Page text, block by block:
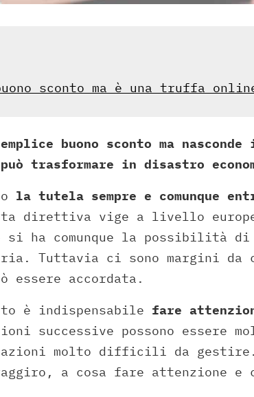
sconto ma è una truffa
buono sconto ma
trasformare in disastro
la tutela sempre e comunque
direttiva vige a livello
ha comunque la possibilità di
Tuttavia ci sono margini da
essere accordata.
è indispensabile fare
successive possono essere
molto difficili da gestire.
a cosa fare attenzione e